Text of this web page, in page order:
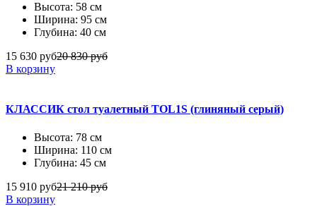
Высота: 58 см
Ширина: 95 см
Глубина: 40 см
15 630 руб20 830 руб
В корзину
КЛАССИК стол туалетный TOL1S (глиняный серый)
Высота: 78 см
Ширина: 110 см
Глубина: 45 см
15 910 руб21 210 руб
В корзину